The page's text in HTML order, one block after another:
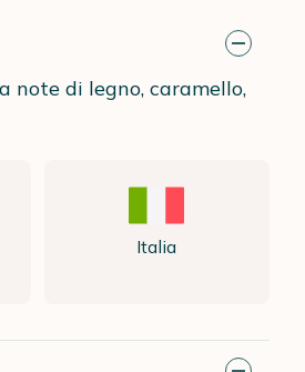
note di legno, caramello,
Italia